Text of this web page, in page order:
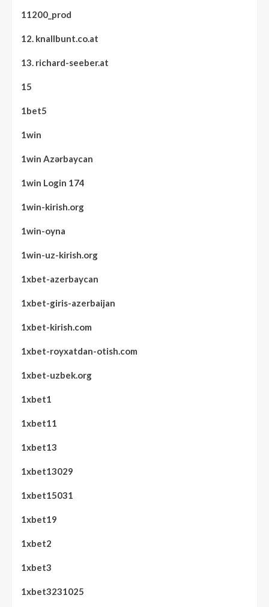
11200_prod
12. knallbunt.co.at
13. richard-seeber.at
15
1bet5
1win
1win Azərbaycan
1win Login 174
1win-kirish.org
1win-oyna
1win-uz-kirish.org
1xbet-azerbaycan
1xbet-giris-azerbaijan
1xbet-kirish.com
1xbet-royxatdan-otish.com
1xbet-uzbek.org
1xbet1
1xbet11
1xbet13
1xbet13029
1xbet15031
1xbet19
1xbet2
1xbet3
1xbet3231025